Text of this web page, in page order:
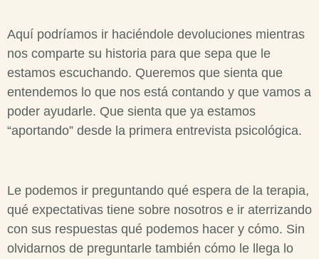
Aquí podríamos ir haciéndole devoluciones mientras
nos comparte su historia para que sepa que le
estamos escuchando. Queremos que sienta que
entendemos lo que nos está contando y que vamos a
poder ayudarle. Que sienta que ya estamos
“aportando” desde la primera entrevista psicológica.
Le podemos ir preguntando qué espera de la terapia,
qué expectativas tiene sobre nosotros e ir aterrizando
con sus respuestas qué podemos hacer y cómo. Sin
olvidarnos de preguntarle también cómo le llega lo